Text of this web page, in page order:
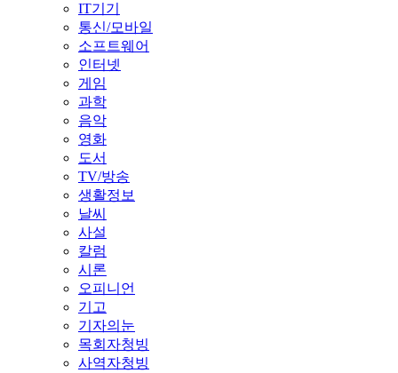
IT기기
통신/모바일
소프트웨어
인터넷
게임
과학
음악
영화
도서
TV/방송
생활정보
날씨
사설
칼럼
시론
오피니언
기고
기자의눈
목회자청빙
사역자청빙